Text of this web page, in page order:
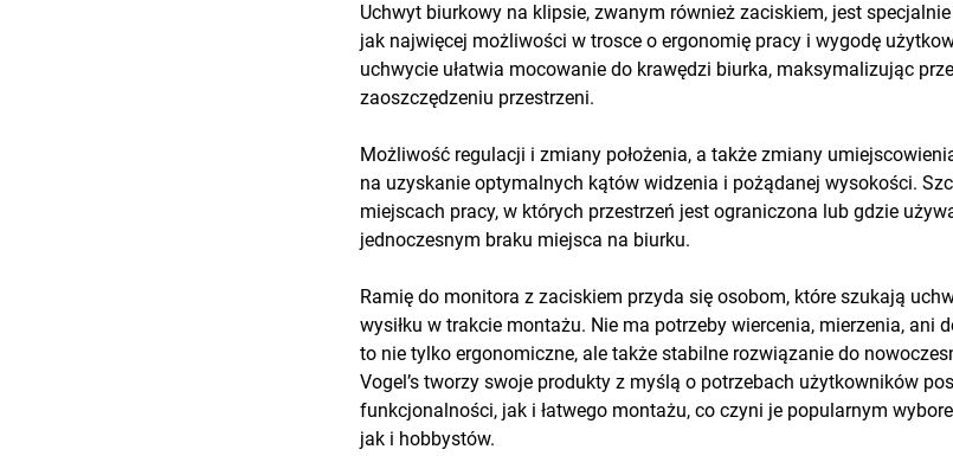
Uchwyt biurkowy na klipsie, zwanym również zaciskiem, jest
jak najwięcej możliwości w trosce o ergonomię pracy i wygodę
uchwycie ułatwia mocowanie do krawędzi biurka, maksymalizując
zaoszczędzeniu przestrzeni.
Możliwość regulacji i zmiany położenia, a także zmiany
na uzyskanie optymalnych kątów widzenia i pożądanej wysokości.
miejscach pracy, w których przestrzeń jest ograniczona lub gdzie
jednoczesnym braku miejsca na biurku.
Ramię do monitora z zaciskiem przyda się osobom, które szukają
wysiłku w trakcie montażu. Nie ma potrzeby wiercenia, mierzenia, ani
to nie tylko ergonomiczne, ale także stabilne rozwiązanie do
Vogel’s tworzy swoje produkty z myślą o potrzebach użytkowników
funkcjonalności, jak i łatwego montażu, co czyni je popularnym
jak i hobbystów.